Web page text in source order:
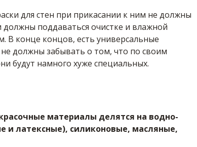
для стен при прикасании к ним не должны
поддаваться очистке и влажной
В конце концов, есть универсальные
должны забывать о том, что по своим
будут намного хуже специальных.
материалы делятся на водно-
и латексные), силиконовые, масляные,